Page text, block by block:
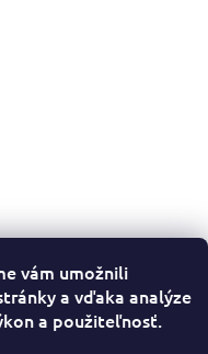
vám umožnili
a vďaka analýze
a použiteľnosť.